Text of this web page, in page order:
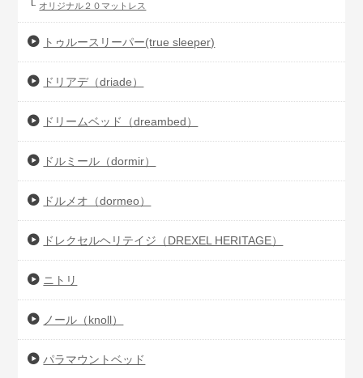
オリジナル２０マットレス
トゥルースリーパー(true sleeper)
ドリアデ（driade）
ドリームベッド（dreambed）
ドルミール（dormir）
ドルメオ（dormeo）
ドレクセルヘリテイジ（DREXEL HERITAGE）
ニトリ
ノール（knoll）
パラマウントベッド